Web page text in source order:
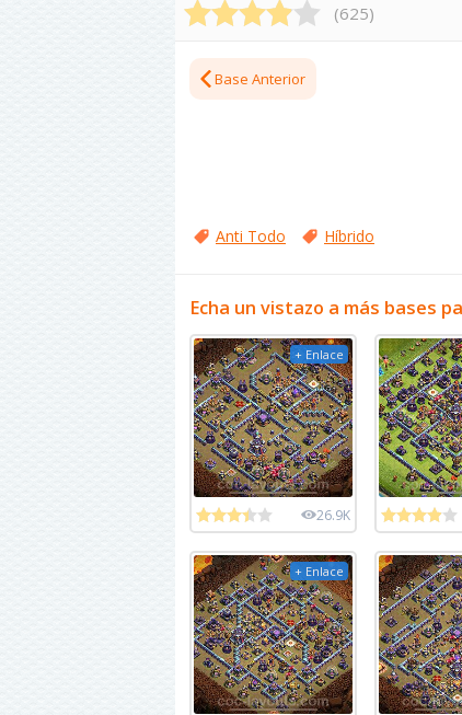
(625)
Base Anterior
Anti Todo Híbrido
Echa un vistazo a más bases
+ Enlace
26.9K
+ Enlace